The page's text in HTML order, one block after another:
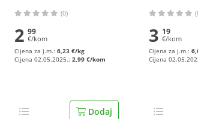
(0)
2 99
€/kom
Cijena za j.m.: 6,23 €/kg
Cijena 02.05.2025.: 2,99 €/kom
Dodaj
3 19
€/kom
Cijena za j.m.:
Cijena